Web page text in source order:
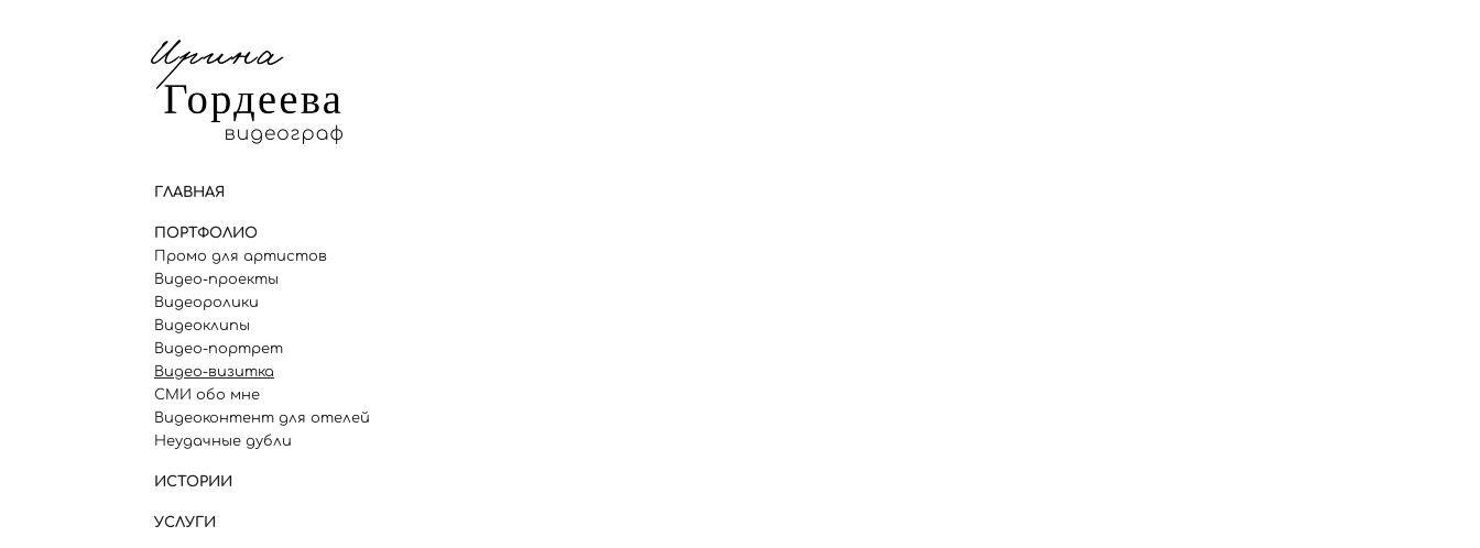
ГЛАВНАЯ
ПОРТФОЛИО
Промо для артистов
Видео-проекты
Видеоролики
Видеоклипы
Видео-портрет
Видео-визитка
СМИ обо мне
Видеоконтент для отелей
Неудачные дубли
ИСТОРИИ
УСЛУГИ